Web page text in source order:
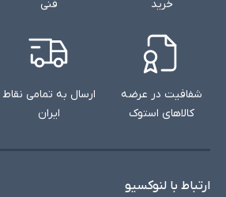
خرید
فنی
شفافیت در عرضه
کالاهای استوک
ارسال به تمامی نقاط
ایران
ارتباط با لنوکسیو